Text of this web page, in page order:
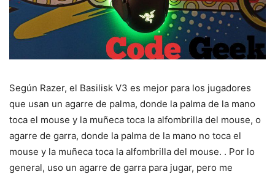
Según Razer, el Basilisk V3 es mejor para los jugadores
que usan un agarre de palma, donde la palma de la mano
toca el mouse y la muñeca toca la alfombrilla del mouse, o
agarre de garra, donde la palma de la mano no toca el
mouse y la muñeca toca la alfombrilla del mouse. . Por lo
general, uso un agarre de garra para jugar, pero me